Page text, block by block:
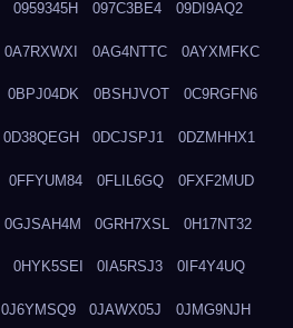
0959345H 097C3BE4 09DI9AQ2
0A7RXWXI 0AG4NTTC 0AYXMFKC
0BPJ04DK 0BSHJVOT 0C9RGFN6
0D38QEGH 0DCJSPJ1 0DZMHHX1
0FFYUM84 0FLIL6GQ 0FXF2MUD
0GJSAH4M 0GRH7XSL 0H17NT32
0HYK5SEI 0IA5RSJ3 0IF4Y4UQ
0J6YMSQ9 0JAWX05J 0JMG9NJH